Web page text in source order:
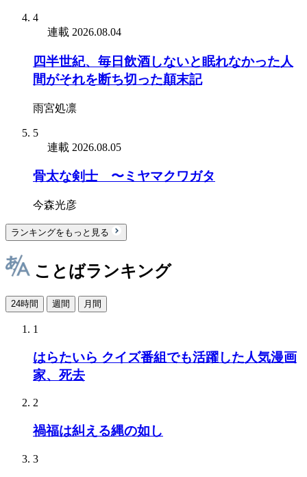
4
連載 2026.08.04
四半世紀、毎日飲酒しないと眠れなかった人
間がそれを断ち切った顛末記
雨宮処凛
5
連載 2026.08.05
骨太な剣士 〜ミヤマクワガタ
今森光彦
ランキングをもっと見る
ことばランキング
24時間 週間 月間
1
はらたいら クイズ番組でも活躍した人気漫画
家、死去
2
禍福は糾える縄の如し
3